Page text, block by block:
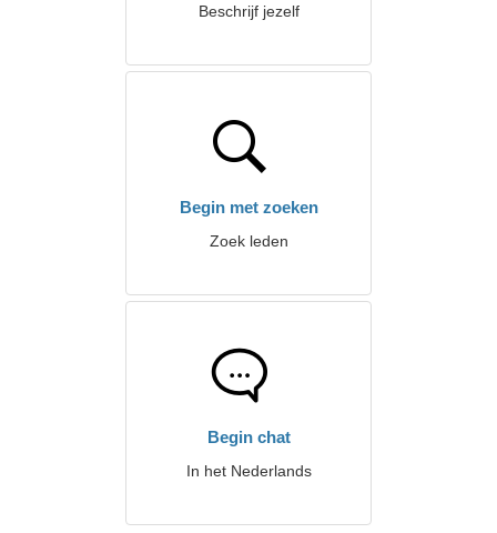
Beschrijf jezelf
Begin met zoeken
Zoek leden
Begin chat
In het Nederlands